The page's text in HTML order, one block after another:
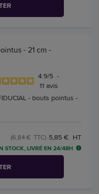
- 21 cm -
4.9/5 -
11avis
- bouts pointus -
5,85 € HT
(6,84 € TTC)
STOCK, LIVRÉ EN 24/48H